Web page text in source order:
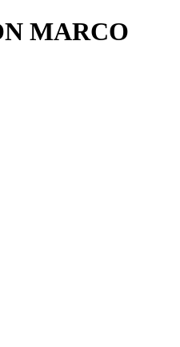
MARCO